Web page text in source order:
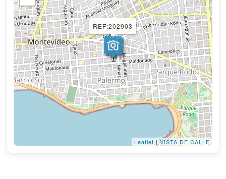
REF:202903
Leaflet |VISTA DE CALLE